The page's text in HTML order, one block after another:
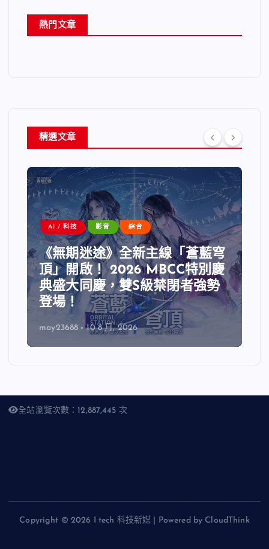
熱門文章
精選文章
AI / 科技 影音 綜合
《無期迷途》全新主線「蒼藍穹
頂」開啟！ 2026 MBCC特別慶
典盛大同慶，雙S級禁閉者強勢
登場！
may23688 10 8 月, 2026
全站瀏覽次數：12,887,445 次
Copyright © 2026 I tech 科技新媒 | Powered by CloudThink